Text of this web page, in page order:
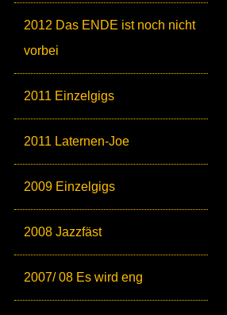
2012 Das ENDE ist noch nicht
vorbei
2011 Einzelgigs
2011 Laternen-Joe
2009 Einzelgigs
2008 Jazzfäst
2007/ 08 Es wird eng